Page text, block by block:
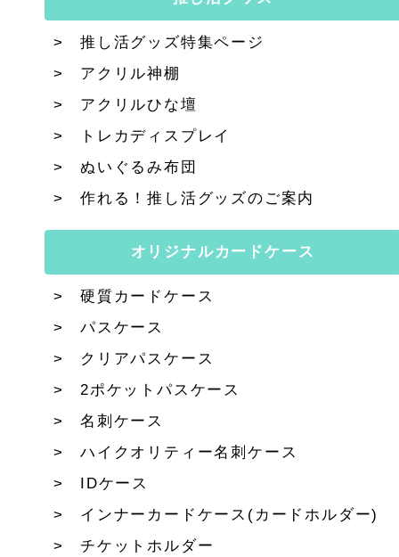
推し活グッズ特集ページ
アクリル神棚
アクリルひな壇
トレカディスプレイ
ぬいぐるみ布団
作れる！推し活グッズのご案内
オリジナルカードケース
硬質カードケース
パスケース
クリアパスケース
2ポケットパスケース
名刺ケース
ハイクオリティー名刺ケース
IDケース
インナーカードケース(カードホルダー)
チケットホルダー